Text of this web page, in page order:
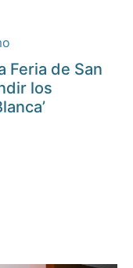
Feria de San
los